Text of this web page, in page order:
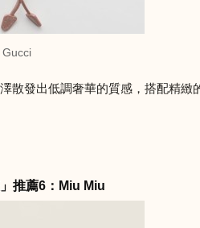
發出低調奢華的質感，搭配精緻
推薦6：Miu Miu